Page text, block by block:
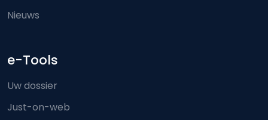
Nieuws
e-Tools
Uw dossier
Just-on-web